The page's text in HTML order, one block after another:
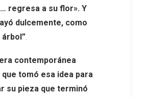
regresa a su flor». Y
dulcemente, como
árbol”
contemporánea
que tomó esa idea para
su pieza que terminó